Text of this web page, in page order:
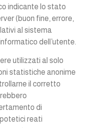
indicante lo stato
(buon fine, errore,
al sistema
dell’utente.
utilizzati al solo
statistiche anonime
il corretto
di
reati